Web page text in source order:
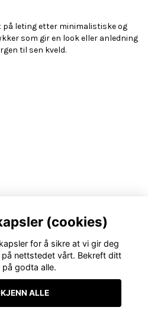
på leting etter minimalistiske og
som gir en look eller anledning
til sen kveld.
(cookies)
for å sikre at vi gir deg
nettstedet vårt. Bekreft ditt
godta alle.
ALLE